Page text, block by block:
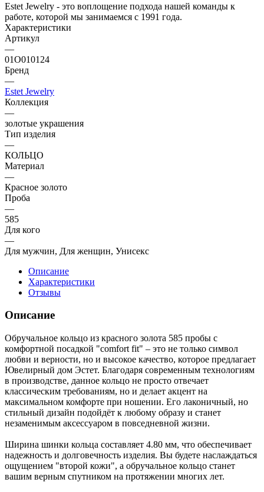
Estet Jewelry - это воплощение подхода нашей команды к
работе, которой мы занимаемся с 1991 года.
Характеристики
Артикул
—
01О010124
Бренд
—
Estet Jewelry
Коллекция
—
золотые украшения
Тип изделия
—
КОЛЬЦО
Материал
—
Красное золото
Проба
—
585
Для кого
—
Для мужчин, Для женщин, Унисекс
Описание
Характеристики
Отзывы
Описание
Обручальное кольцо из красного золота 585 пробы с
комфортной посадкой "comfort fit" – это не только символ
любви и верности, но и высокое качество, которое предлагает
Ювелирный дом Эстет. Благодаря современным технологиям
в производстве, данное кольцо не просто отвечает
классическим требованиям, но и делает акцент на
максимальном комфорте при ношении. Его лаконичный, но
стильный дизайн подойдёт к любому образу и станет
незаменимым аксессуаром в повседневной жизни.
Ширина шинки кольца составляет 4.80 мм, что обеспечивает
надежность и долговечность изделия. Вы будете наслаждаться
ощущением "второй кожи", а обручальное кольцо станет
вашим верным спутником на протяжении многих лет.